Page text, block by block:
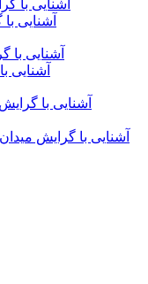
آشنایی
آشنایی
آشنایی با گرایش